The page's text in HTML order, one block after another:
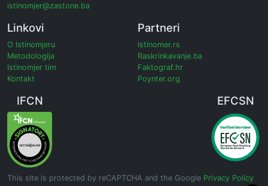
istinomjer@zastone.ba
Linkovi
O Istinomjeru
Metodologija
Istinomjer tim
Kontakt
Partneri
Istinomer.rs
Raskrinkavanje.ba
Faktograf.hr
Poynter.org
IFCN EFCSN
This site is protected by reCAPTCHA and the Google Privacy Policy